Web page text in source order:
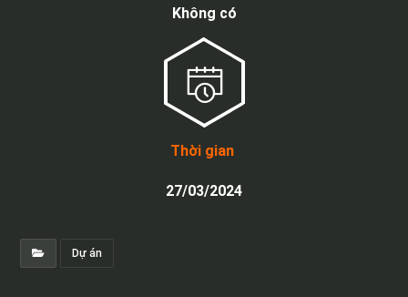
Không có
Thời gian
27/03/2024
Dự án